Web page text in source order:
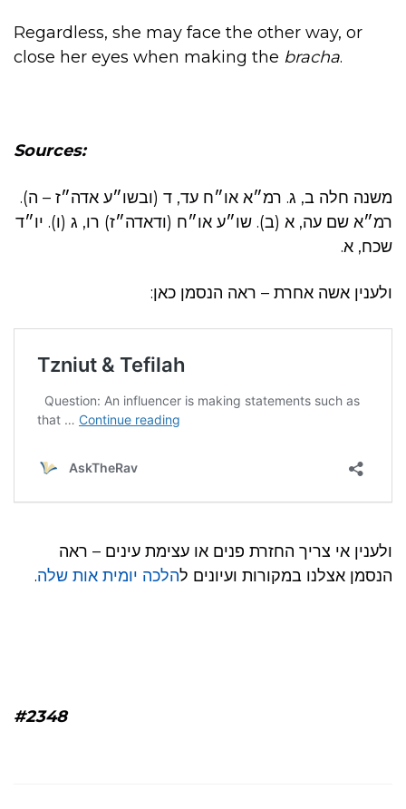
Regardless, she may face the other way, or
close her eyes when making the bracha.
Sources:
משנה חלה ב, ג. רמ״א או״ח עד, ד (ובשו״ע אדה״ז – ה).
רמ״א שם עה, א (ב). שו״ע או״ח (ודאדה״ז) רו, ג (ו). יו״ד
שכח, א.
ולענין אשה אחרת – ראה הנסמן כאן:
ולענין אי צריך החזרת פנים או עצימת עינים – ראה
הנסמן אצלנו במקורות ועיונים להלכה יומית אות שלה.
#2348